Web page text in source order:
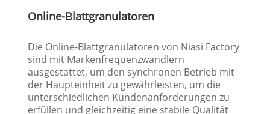
Online-Blattgranulatoren
Die Online-Blattgranulatoren von Niasi Factory
sind mit Markenfrequenzwandlern
ausgestattet, um den synchronen Betrieb mit
der Haupteinheit zu gewährleisten, um die
unterschiedlichen Kundenanforderungen zu
erfüllen und gleichzeitig eine stabile Qualität